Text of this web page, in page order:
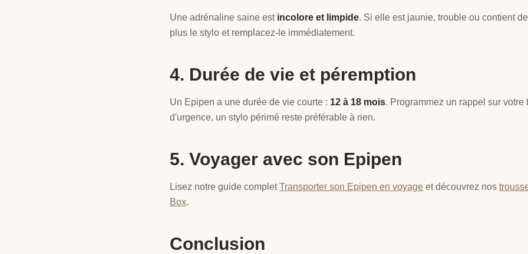
Une adrénaline saine est incolore et limpide. Si elle est jaunie, trouble ou contient
plus le stylo et remplacez-le immédiatement.
4. Durée de vie et péremption
Un Epipen a une durée de vie courte : 12 à 18 mois. Programmez un rappel sur votre
d'urgence, un stylo périmé reste préférable à rien.
5. Voyager avec son Epipen
Lisez notre guide completTransporter son Epipen en voyage et découvrez nos
Box.
Conclusion